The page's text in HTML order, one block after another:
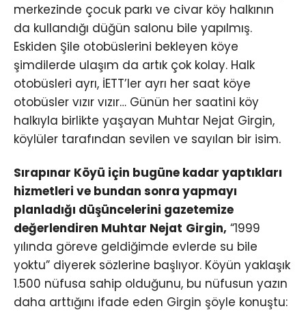
merkezinde çocuk parkı ve civar köy halkının
da kullandığı düğün salonu bile yapılmış.
Eskiden Şile otobüslerini bekleyen köye
şimdilerde ulaşım da artık çok kolay. Halk
otobüsleri ayrı, İETT’ler ayrı her saat köye
otobüsler vızır vızır… Günün her saatini köy
halkıyla birlikte yaşayan Muhtar Nejat Girgin,
köylüler tarafından sevilen ve sayılan bir isim.
Sırapınar Köyü için bugüne kadar yaptıkları
hizmetleri ve bundan sonra yapmayı
planladığı düşüncelerini gazetemize
değerlendiren Muhtar Nejat Girgin, “1999
yılında göreve geldiğimde evlerde su bile
yoktu” diyerek sözlerine başlıyor. Köyün yaklaşık
1.500 nüfusa sahip olduğunu, bu nüfusun yazın
daha arttığını ifade eden Girgin şöyle konuştu: